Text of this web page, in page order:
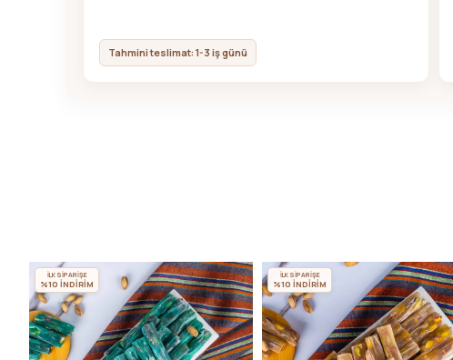
Tahmini teslimat: 1-3 iş günü
İLK SİPARİŞE
%10 İNDİRİM
İLK SİPARİŞE
%10 İNDİRİM